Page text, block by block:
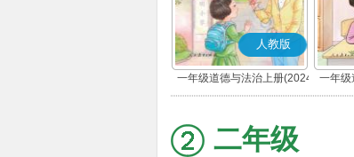
人教版
一年级道德与法治上册(2024
秋版)(部编版)
一年级
二年级